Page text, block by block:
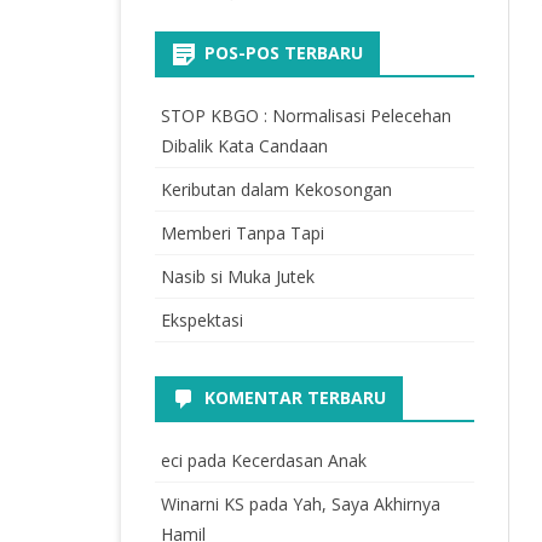
POS-POS TERBARU
STOP KBGO : Normalisasi Pelecehan
Dibalik Kata Candaan
Keributan dalam Kekosongan
Memberi Tanpa Tapi
Nasib si Muka Jutek
Ekspektasi
KOMENTAR TERBARU
eci pada Kecerdasan Anak
Winarni KS pada Yah, Saya Akhirnya
Hamil